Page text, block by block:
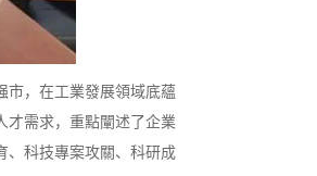
，在工業發展領域底蘊
才需求，重點闡述了企業
、科技專案攻關、科研成